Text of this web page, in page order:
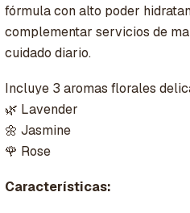
fórmula con alto poder
complementar servicios de
cuidado diario.
Incluye 3 aromas florales
🌿 Lavender
🌼 Jasmine
🌹 Rose
Características: